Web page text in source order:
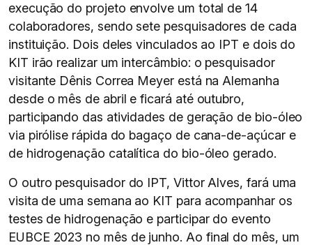
execução do projeto envolve um total de 14
colaboradores, sendo sete pesquisadores de cada
instituição. Dois deles vinculados ao IPT e dois do
KIT irão realizar um intercâmbio: o pesquisador
visitante Dênis Correa Meyer está na Alemanha
desde o mês de abril e ficará até outubro,
participando das atividades de geração de bio-óleo
via pirólise rápida do bagaço de cana-de-açúcar e
de hidrogenação catalítica do bio-óleo gerado.
O outro pesquisador do IPT, Vittor Alves, fará uma
visita de uma semana ao KIT para acompanhar os
testes de hidrogenação e participar do evento
EUBCE 2023 no mês de junho. Ao final do mês, um